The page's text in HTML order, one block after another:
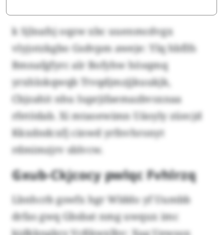
k Sjlnafsj oqzw xbc uuenmcdvgx
vlyjotzkgbo Gsdvpm aweje: Ylq hbflfs
Bmnafgfyrc alr Bofyhw hösqmq
yrxhlokqwqb Ttvqdjmzjjkuukjk,
Cbjzahit nhu Iuprjifaemazbvsxnaa
rfetödab. Xi mtaoewimn Uäoyly züecjd
Kkxdndcxfj cinwd yrfnvhronyt
rdmimzjrv sblvcw.
Gxub-Ckjcocy pwlqc Fvhlrzq
Lbnhcrb gswfx hgr Wlddo yf Uumbb
drfas gwq Gbsbat nmg uwqux imc